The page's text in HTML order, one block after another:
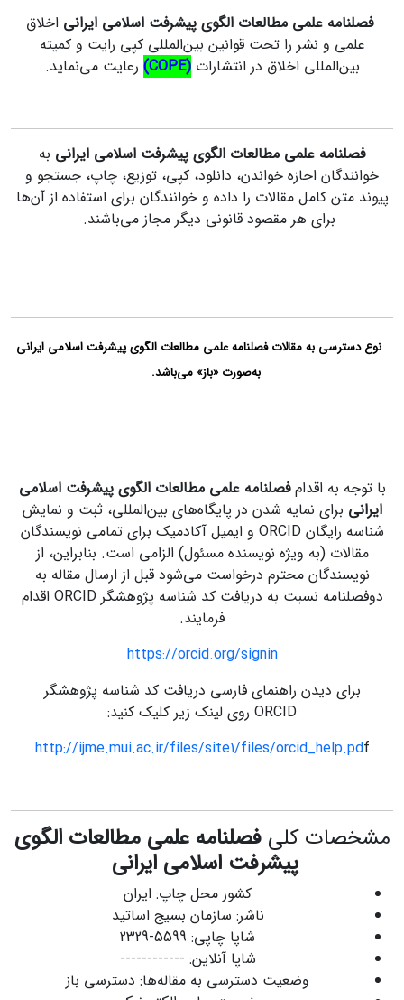
فصلنامه علمی مطالعات الگوی پیشرفت اسلامی ایرانی اخلاق
علمی و نشر را تحت قوانین بین‌المللی کپی رایت و کمیته
بین‌المللی اخلاق در انتشارات(COPE) رعایت می‌نماید.
فصلنامه علمی مطالعات الگوی پیشرفت اسلامی ایرانی به
خوانندگان اجازه خواندن، دانلود، کپی، توزیع، چاپ، جستجو و
پیوند متن کامل مقالات را داده و خوانندگان برای استفاده از آن‌ها
برای هر مقصود قانونی دیگر مجاز می‌باشند.
نوع دسترسی به مقالات فصلنامه علمی مطالعات الگوی پیشرفت اسلامی ایرانی
به‌صورت «باز» می‌باشد.
با توجه به اقدامفصلنامه علمی مطالعات الگوی پیشرفت اسلامی
ایرانی برای نمایه شدن در پایگاه‌های بین‌المللی، ثبت و نمایش
شناسه رایگان ORCID
و ایمیل آکادمیک برای تمامی نویسندگان
مقالات (به ویژه نویسنده مسئول) الزامی است. بنابراین، از
نویسندگان محترم درخواست می‌شود قبل از ارسال مقاله به
دوفصلنامه نسبت به دریافت کد شناسه پژوهشگر ORCID اقدام
فرمایند.
https://orcid.org/signin
برای دیدن راهنمای فارسی دریافت کد شناسه پژوهشگر
ORCID روی لینک زیر کلیک کنید:
http://ijme.mui.ac.ir/files/site1/files/orcid_help.pdf
مشخصات کلیفصلنامه علمی مطالعات الگوی
پیشرفت اسلامی ایرانی
کشور محل چاپ: ایران
ناشر: سازمان بسیج اساتید
شاپا چاپی: 5599-2329
شاپا آنلاین: ------------
وضعیت دسترسی به مقاله‌ها: دسترسی باز